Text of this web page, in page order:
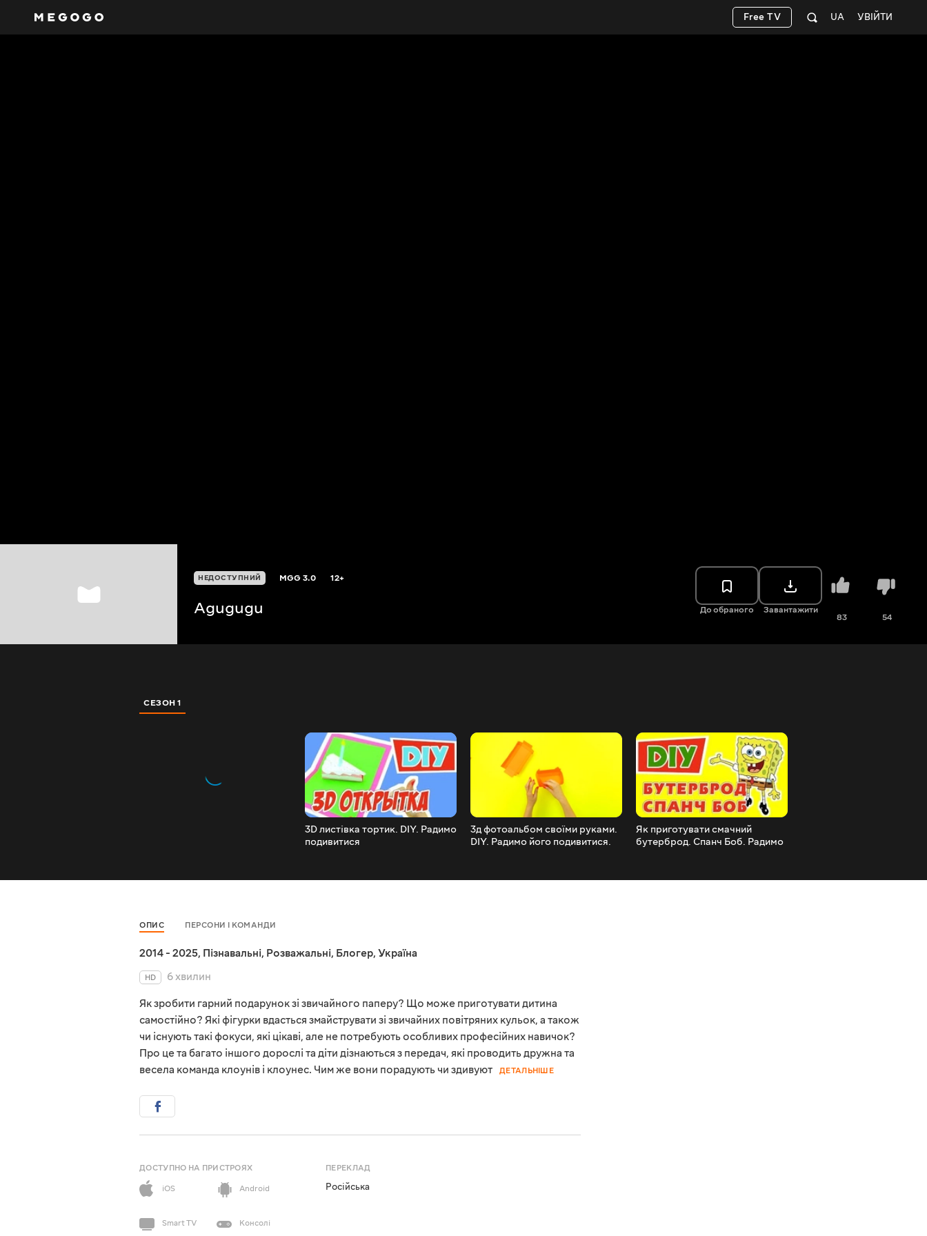
УВІЙТИ
UA
Free TV
НЕДОСТУПНИЙ MGG3.0 12+
Agugugu До обраного Завантажити
83 54
СЕЗОН 1
3D листівка тортик. DIY. Радимо
подивитися
3д фотоальбом своїми руками.
DIY. Радимо його подивитися.
Як приготувати смачний
бутерброд. Спанч Боб. Радимо
ОПИС ПЕРСОНИ І КОМАНДИ
2014 - 2025, Пізнавальні, Розважальні, Блогер, Україна
HD
6 хвилин
Як зробити гарний подарунок зі звичайного паперу? Що може приготувати дитина
самостійно? Які фігурки вдасться змайструвати зі звичайних повітряних кульок, а також
чи існують такі фокуси, які цікаві, але не потребують особливих професійних навичок?
Про це та багато іншого дорослі та діти дізнаються з передач, які проводить дружна та
весела команда клоунів і клоунес. Чим же вони порадують чи здивуют
ДЕТАЛЬНІШЕ
ДОСТУПНО НА ПРИСТРОЯХ
iOS
Android
Smart TV Консолі
ПЕРЕКЛАД
Російська